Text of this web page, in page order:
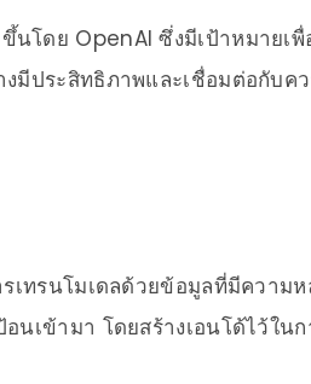
โดย OpenAI ซึ่งมีเป้าหมายเ
มีประสิทธิภาพและเชื่อมต่อกับค
เทรนโมเดลด้วยข้อมูลที่มีความ
นเข้ามา โดยสร้างเอนโด้ไว้ใน